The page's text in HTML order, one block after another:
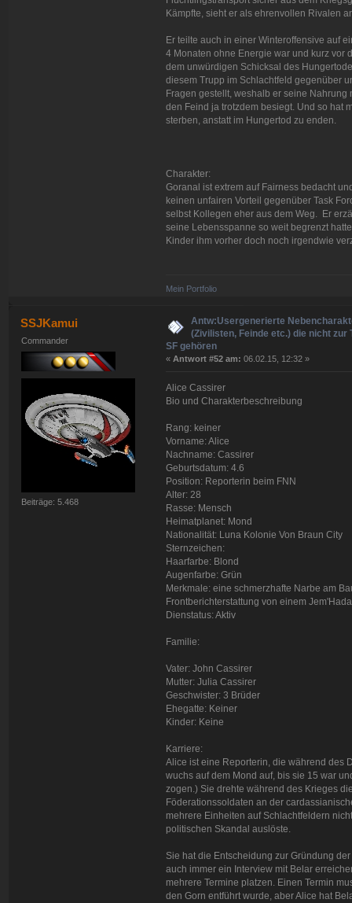
Kämpfte, sieht er als ehrenvollen Rivalen
Er teilte auch in einer Winteroffensive auf
4 Monaten ohne Energie war und kurz vor
dem unwürdigen Schicksal des
diesem Trupp im Schlachtfeld gegenüber
Fragen gestellt, weshalb er seine
den Feind ja trotzdem besiegt. Und so hat
sterben, anstatt im Hungertod zu enden.
Charakter:
Goranal ist extrem auf Fairness bedacht
keinen unfairen Vorteil gegenüber Task
selbst Kollegen eher aus dem Weg. Er
seine Lebensspanne so weit begrenzt
Kinder ihm vorher doch noch irgendwie
Mein Portfolio
SSJKamui
Commander
Beiträge: 5.468
Antw:Usergenerierte
(Zivilisten, Feinde etc.) die nicht zur
SF gehören
« Antwort #52 am: 06.02.15, 12:32 »
Alice Cassirer
Bio und Charakterbeschreibung
Rang: keiner
Vorname: Alice
Nachname: Cassirer
Geburtsdatum: 4.6
Position: Reporterin beim FNN
Alter: 28
Rasse: Mensch
Heimatplanet: Mond
Nationalität: Luna Kolonie Von Braun City
Sternzeichen:
Haarfarbe: Blond
Augenfarbe: Grün
Merkmale: eine schmerzhafte Narbe am
Frontberichterstattung von einem
Dienstatus: Aktiv
Familie:
Vater: John Cassirer
Mutter: Julia Cassirer
Geschwister: 3 Brüder
Ehegatte: Keiner
Kinder: Keine
Karriere:
Alice ist eine Reporterin, die während des
wuchs auf dem Mond auf, bis sie 15 war
zogen.) Sie drehte während des Krieges
Föderationssoldaten an der
mehrere Einheiten auf Schlachtfeldern
politischen Skandal auslöste.
Sie hat die Entscheidung zur Gründung
auch immer ein Interview mit Belar
mehrere Termine platzen. Einen Termin
den Gorn entführt wurde, aber Alice hat